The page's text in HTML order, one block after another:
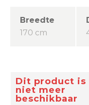
Breedte
170 cm
Dit product is
niet meer
beschikbaar